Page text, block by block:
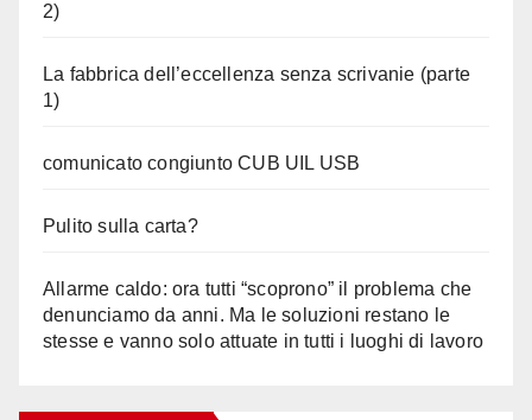
2)
La fabbrica dell’eccellenza senza scrivanie (parte
1)
comunicato congiunto CUB UIL USB
Pulito sulla carta?
Allarme caldo: ora tutti “scoprono” il problema che
denunciamo da anni. Ma le soluzioni restano le
stesse e vanno solo attuate in tutti i luoghi di lavoro